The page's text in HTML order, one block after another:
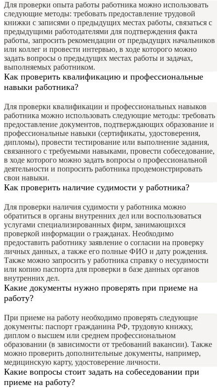
Для проверки опыта работы работника можно использовать
следующие методы: требовать предоставление трудовой
книжки с записями о предыдущих местах работы, связаться с
предыдущими работодателями для подтверждения факта
работы, запросить рекомендации от предыдущих начальников
или коллег и провести интервью, в ходе которого можно
задать вопросы о предыдущих местах работы и задачах,
выполняемых работником.
Как проверить квалификацию и профессиональные
навыки работника?
Для проверки квалификации и профессиональных навыков
работника можно использовать следующие методы: требовать
предоставление документов, подтверждающих образование и
профессиональные навыки (сертификаты, удостоверения,
дипломы), провести тестирование или выполнение задания,
связанного с требуемыми навыками, провести собеседование,
в ходе которого можно задать вопросы о профессиональной
деятельности и попросить работника продемонстрировать
свои навыки.
Как проверить наличие судимости у работника?
Для проверки наличия судимости у работника можно
обратиться в органы внутренних дел или воспользоваться
услугами специализированных фирм, занимающихся
проверкой информации о гражданах. Необходимо
предоставить работнику заявление о согласии на проверку
личных данных, а также его полные ФИО и дату рождения.
Также можно запросить у работника справку о несудимости
или копию паспорта для проверки в базе данных органов
внутренних дел.
Какие документы нужно проверять при приеме на
работу?
При приеме на работу необходимо проверять следующие
документы: паспорт гражданина РФ, трудовую книжку,
диплом о высшем или среднем профессиональном
образовании (в зависимости от требований вакансии). Также
можно проверить дополнительные документы, например,
медицинскую карту, удостоверение личности.
Какие вопросы стоит задать на собеседовании при
приеме на работу?